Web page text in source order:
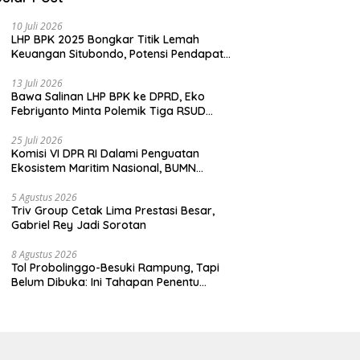
10 Juli 2026
LHP BPK 2025 Bongkar Titik Lemah
Keuangan Situbondo, Potensi Pendapatan
13 Juli 2026
Bawa Salinan LHP BPK ke DPRD, Eko
Febriyanto Minta Polemik Tiga RSUD
Opini
25 Juli 2026
Komisi VI DPR RI Dalami Penguatan
Ekosistem Maritim Nasional, BUMN
Surabaya
5 Agustus 2026
Triv Group Cetak Lima Prestasi Besar,
Gabriel Rey Jadi Sorotan
8 Agustus 2026
Tol Probolinggo-Besuki Rampung, Tapi
Belum Dibuka: Ini Tahapan Penentu